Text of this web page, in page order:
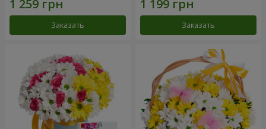
Заказать Заказать